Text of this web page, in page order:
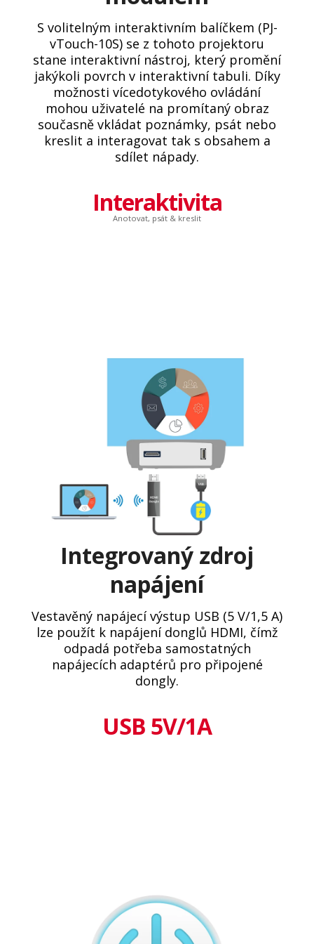
S volitelným interaktivním balíčkem (PJ-
vTouch-10S) se z tohoto projektoru
stane interaktivní nástroj, který promění
jakýkoli povrch v interaktivní tabuli. Díky
možnosti vícedotykového ovládání
mohou uživatelé na promítaný obraz
současně vkládat poznámky, psát nebo
kreslit a interagovat tak s obsahem a
sdílet nápady.
Interaktivita
Anotovat, psát & kreslit
Integrovaný zdroj
napájení
Vestavěný napájecí výstup USB (5 V/1,5 A)
lze použít k napájení donglů HDMI, čímž
odpadá potřeba samostatných
napájecích adaptérů pro připojené
dongly.
USB 5V/1A